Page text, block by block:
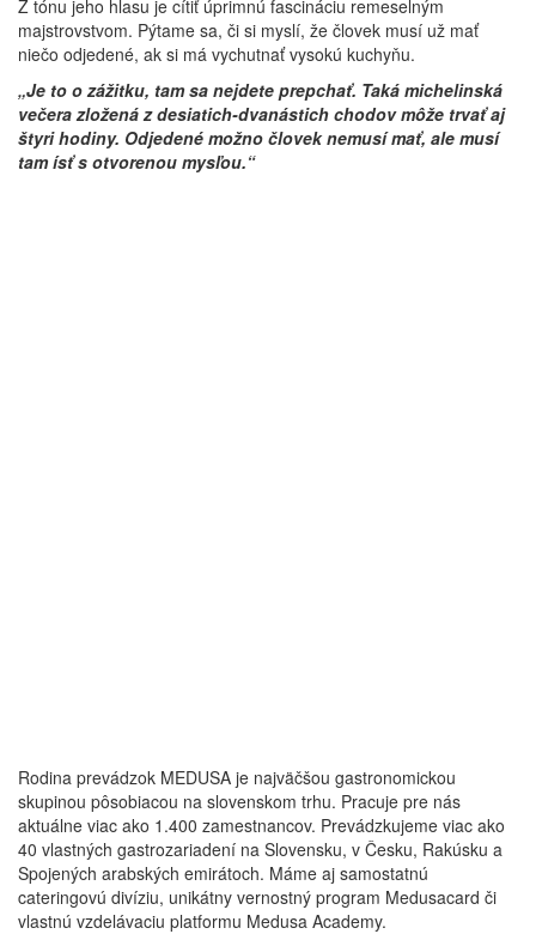
Z tónu jeho hlasu je cítiť úprimnú fascináciu remeselným
majstrovstvom. Pýtame sa, či si myslí, že človek musí už mať
niečo odjedené, ak si má vychutnať vysokú kuchyňu.
„Je to o zážitku, tam sa nejdete prepchať. Taká michelinská
večera zložená z desiatich-dvanástich chodov môže trvať aj
štyri hodiny. Odjedené možno človek nemusí mať, ale musí
tam ísť s otvorenou mysľou.“
Rodina prevádzok MEDUSA je najväčšou gastronomickou
skupinou pôsobiacou na slovenskom trhu. Pracuje pre nás
aktuálne viac ako 1.400 zamestnancov. Prevádzkujeme viac ako
40 vlastných gastrozariadení na Slovensku, v Česku, Rakúsku a
Spojených arabských emirátoch. Máme aj samostatnú
cateringovú divíziu, unikátny vernostný program Medusacard či
vlastnú vzdelávaciu platformu Medusa Academy.